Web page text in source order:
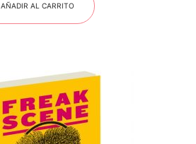
AÑADIR AL CARRITO